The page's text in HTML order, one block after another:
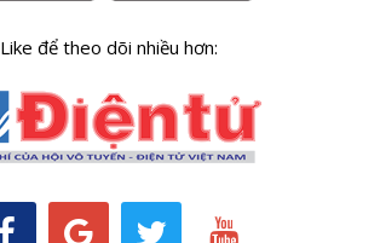
Like để theo dõi nhiều hơn: